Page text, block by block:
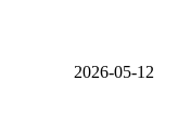
2026-05-12